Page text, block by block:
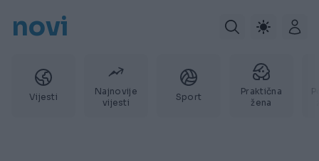
novi
Vijesti
Najnovije
vijesti
Sport
Praktična
žena